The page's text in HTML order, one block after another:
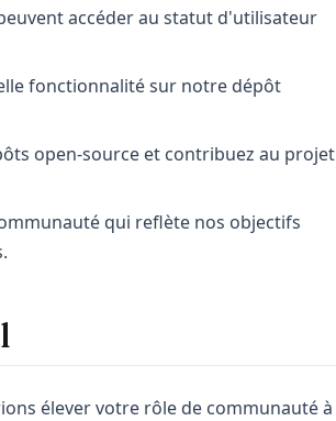
accéder au statut d'utilisateur
fonctionnalité sur notre dépôt
open-source et contribuez au projet
qui reflète nos objectifs
élever votre rôle de communauté à